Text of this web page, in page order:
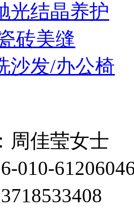
光结晶养护
砖美缝
沙发/办公椅
周佳莹女士
010-